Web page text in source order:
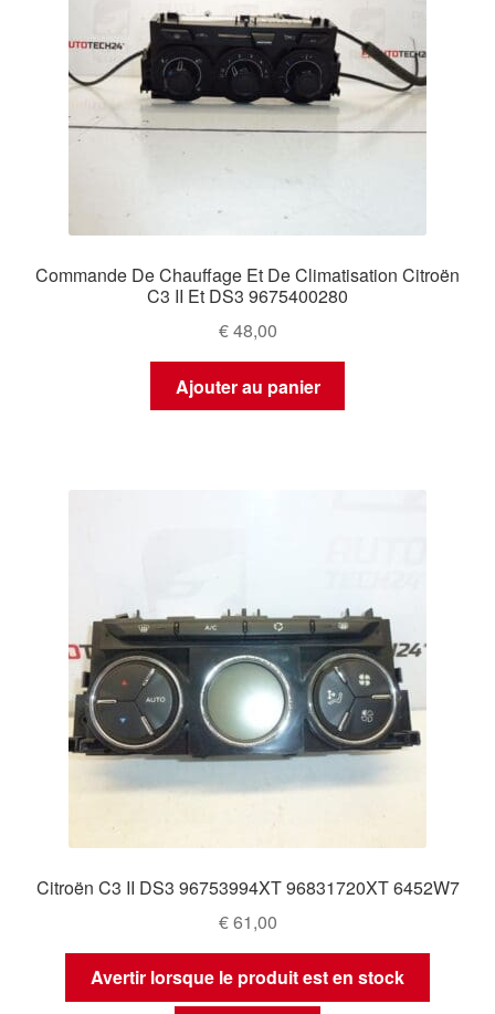
Politique de confidentialité
Procédure de Réclamation
Termes et conditions
Commande De Chauffage Et De Climatisation Citroën
C3 II Et DS3 9675400280
€48,00
Ajouter au panier
Citroën C3 II DS3 96753994XT 96831720XT 6452W7
€61,00
Avertir lorsque le produit est en stock